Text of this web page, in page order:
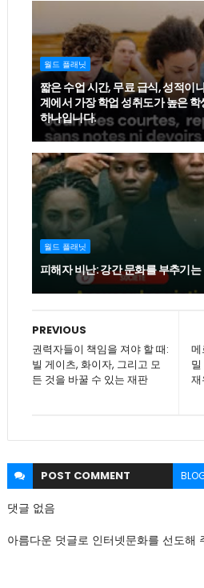
월드 플래닛
짧은 수업 시간, 무료 급식, 성적이
계에서 가장 학업 성취도가 높은
하나입니다.
월드 플래닛
피해자 비난: 강간 문화를 부추기
메
재
PREVIOUS
권력자들이 책임을 져야 할 때:
빌 게이츠, 화이자, 그리고 모
든 것을 바꿀 수 있는 재판
POST COMMENT
댓글 없음
아름다운 덧글로 인터넷문화를 선도해